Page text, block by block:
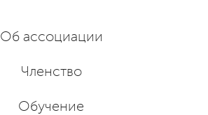
Об ассоциации
Членство
Обучение